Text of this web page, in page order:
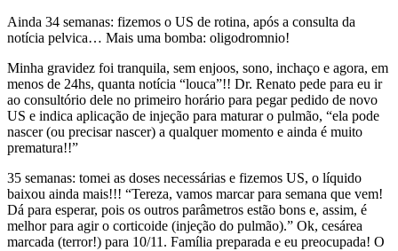
Ainda 34 semanas: fizemos o US de rotina, após a consulta da
notícia pelvica… Mais uma bomba: oligodromnio!
Minha gravidez foi tranquila, sem enjoos, sono, inchaço e agora, em
menos de 24hs, quanta notícia “louca”!! Dr. Renato pede para eu ir
ao consultório dele no primeiro horário para pegar pedido de novo
US e indica aplicação de injeção para maturar o pulmão, “ela pode
nascer (ou precisar nascer) a qualquer momento e ainda é muito
prematura!!”
35 semanas: tomei as doses necessárias e fizemos US, o líquido
baixou ainda mais!!! “Tereza, vamos marcar para semana que vem!
Dá para esperar, pois os outros parâmetros estão bons e, assim, é
melhor para agir o corticoide (injeção do pulmão).” Ok, cesárea
marcada (terror!) para 10/11. Família preparada e eu preocupada! O